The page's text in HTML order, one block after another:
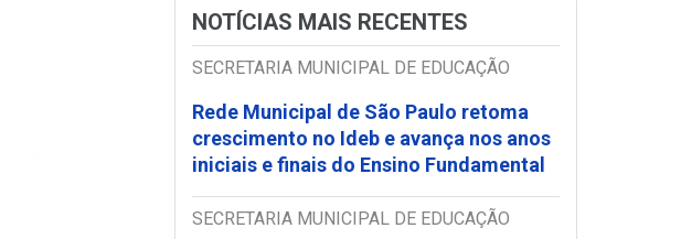
NOTÍCIAS MAIS RECENTES
SECRETARIA MUNICIPAL DE EDUCAÇÃO
Rede Municipal de São Paulo retoma
crescimento no Ideb e avança nos anos
iniciais e finais do Ensino Fundamental
SECRETARIA MUNICIPAL DE EDUCAÇÃO